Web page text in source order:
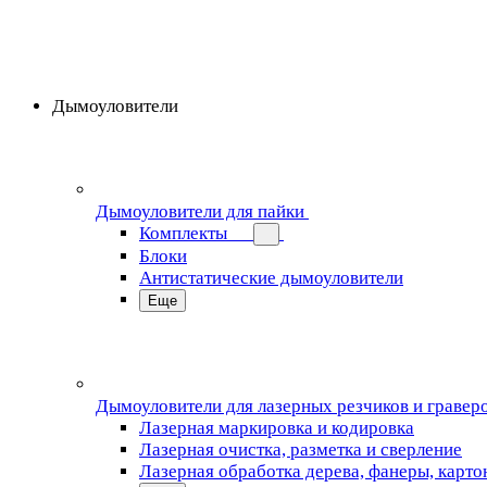
Дымоуловители
Дымоуловители для пайки
Комплекты
Блоки
Антистатические дымоуловители
Еще
Дымоуловители для лазерных резчиков и
Лазерная маркировка и кодировка
Лазерная очистка, разметка и сверление
Лазерная обработка дерева, фанеры,